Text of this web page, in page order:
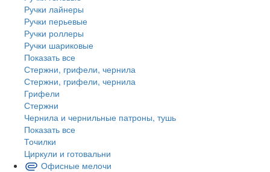
Ручки лайнеры
Ручки перьевые
Ручки роллеры
Ручки шариковые
Показать все
Стержни, грифели, чернила
Стержни, грифели, чернила
Грифели
Стержни
Чернила и чернильные патроны, тушь
Показать все
Точилки
Циркули и готовальни
Офисные мелочи